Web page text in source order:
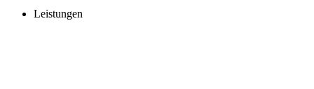
Leistungen